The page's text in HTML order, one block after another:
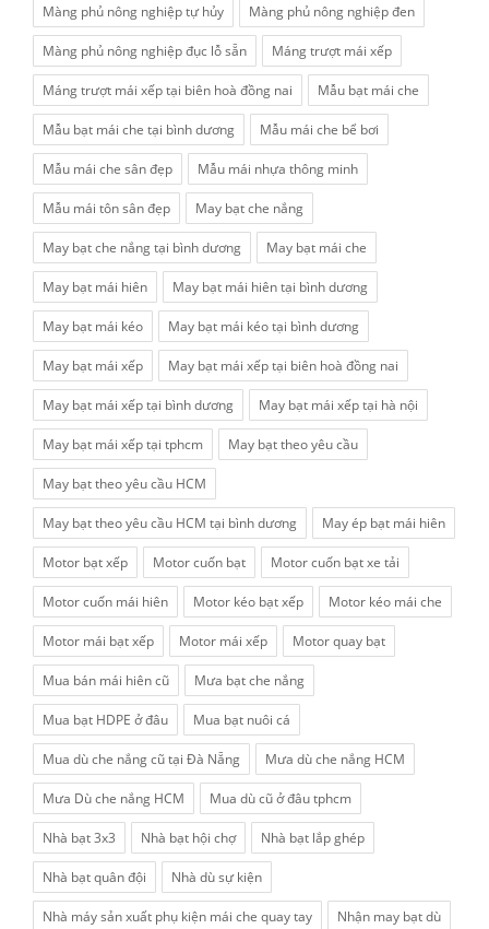
Màng phủ nông nghiệp tự hủy Màng phủ nông nghiệp đen
Màng phủ nông nghiệp đục lỗ sẵn Máng trượt mái xếp
Máng trượt mái xếp tại biên hoà đồng nai Mẫu bạt mái che
Mẫu bạt mái che tại bình dương Mẫu mái che bể bơi
Mẫu mái che sân đẹp Mẫu mái nhựa thông minh
Mẫu mái tôn sân đẹp May bạt che nắng
May bạt che nắng tại bình dương May bạt mái che
May bạt mái hiên May bạt mái hiên tại bình dương
May bạt mái kéo May bạt mái kéo tại bình dương
May bạt mái xếp May bạt mái xếp tại biên hoà đồng nai
May bạt mái xếp tại bình dương May bạt mái xếp tại hà nội
May bạt mái xếp tại tphcm May bạt theo yêu cầu
May bạt theo yêu cầu HCM
May bạt theo yêu cầu HCM tại bình dương May ép bạt mái hiên
Motor bạt xếp Motor cuốn bạt Motor cuốn bạt xe tải
Motor cuốn mái hiên Motor kéo bạt xếp Motor kéo mái che
Motor mái bạt xếp Motor mái xếp Motor quay bạt
Mua bán mái hiên cũ Mưa bạt che nắng
Mua bạt HDPE ở đâu Mua bạt nuôi cá
Mua dù che nắng cũ tại Đà Nẵng Mưa dù che nắng HCM
Mưa Dù che nắng HCM Mua dù cũ ở đâu tphcm
Nhà bạt 3x3 Nhà bạt hội chợ Nhà bạt lắp ghép
Nhà bạt quân đội Nhà dù sự kiện
Nhà máy sản xuất phụ kiện mái che quay tay Nhận may bạt dù